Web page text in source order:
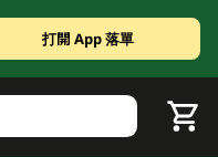
打開 App 落單